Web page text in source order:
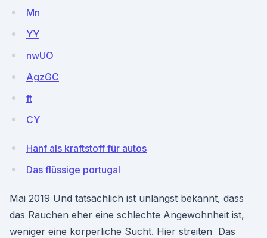
Mn
YY
nwUO
AgzGC
ft
CY
Hanf als kraftstoff für autos
Das flüssige portugal
Mai 2019 Und tatsächlich ist unlängst bekannt, dass
das Rauchen eher eine schlechte Angewohnheit ist,
weniger eine körperliche Sucht. Hier streiten Das